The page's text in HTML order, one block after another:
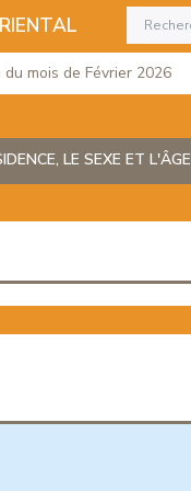
de Février 2026
LE SEXE ET L'ÂGE